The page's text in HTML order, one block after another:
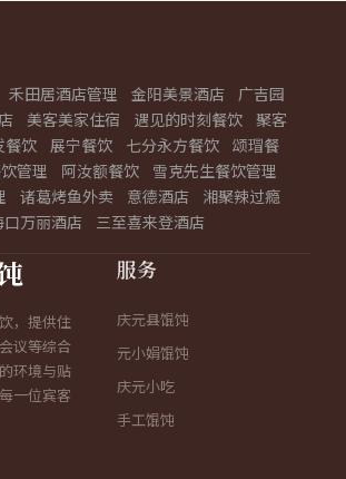
禾田居酒店管理 金阳美景酒店
广吉园
美客美家住宿 遇见的时刻餐饮 聚客
餐饮 展宁餐饮 七分永方餐饮 颂瑁餐
管理 阿汝额餐饮
雪克先生餐饮管理
诸葛烤鱼外卖 意德酒店
湘聚辣过瘾
口万丽酒店
三至喜来登酒店
，提供住
议等综合
环境与贴
一位宾客
服务
庆元县馄饨
元小娟馄饨
庆元小吃
手工馄饨